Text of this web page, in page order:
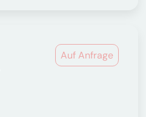
Auf Anfrage